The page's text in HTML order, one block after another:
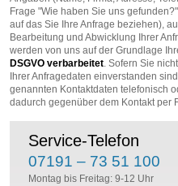
Frage "Wie haben Sie uns
auf das Sie Ihre Anfrage beziehen),
Bearbeitung und Abwicklung Ihrer
werden von uns auf der Grundlage
DSGVO verbarbeitet. Sofern Sie
Ihrer Anfragedaten einverstanden
genannten Kontaktdaten telefonisch
dadurch gegenüber dem Kontakt per
Service-Telefon
07191 – 73 51 100
Montag bis Freitag: 9-12 Uhr